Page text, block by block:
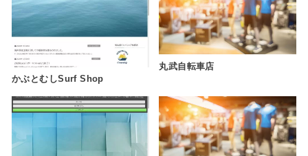
かぶとむしSurf Shop
丸武自転車店